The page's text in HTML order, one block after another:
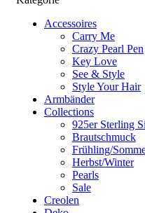
Accessoires
Carry Me
Crazy Pearl Pen
Key Love
See & Style
Style Your Hair
Armbänder
Collections
925er Sterling
Brautschmuck
Frühling/
Herbst/Winter
Pearls
Sale
Creolen